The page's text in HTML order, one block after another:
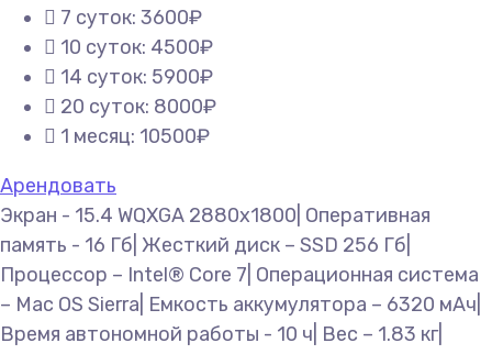
7 суток: 3600₽
10 суток: 4500₽
14 суток: 5900₽
20 суток: 8000₽
1 месяц: 10500₽
Арендовать
Экран - 15.4 WQXGA 2880х1800| Оперативная
память - 16 Гб| Жесткий диск – SSD 256 Гб|
Процессор – Intel® Core 7| Операционная система
– Mac OS Sierra| Емкость аккумулятора – 6320 мАч|
Время автономной работы - 10 ч| Вес – 1.83 кг|